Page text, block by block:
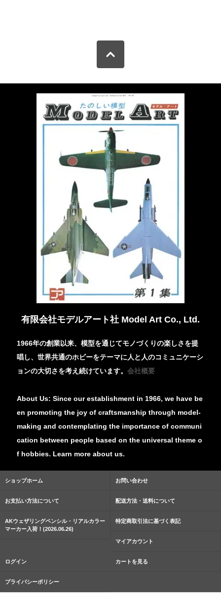
有限会社モデルアート社 Model Art Co., Ltd.
1966年の創業以来、模型を通じてモノづくりの楽しさを提
唱し、世界共通のホビーをテーマに人と人のコミュニケーシ
ョンの大切さを考え続けています。会社概要
About Us: Since our establishment in 1966, we have be
en promoting the joy of craftsmanship through model-
making and contemplating the importance of communi
cation between people based on the universal theme o
f hobbies. Learn more about us.
ショップホーム お問い合わせ
お支払い方法について 配送方法・送料について
AKウェザリングペンシル・リアルカラー
マーカー入荷！(2026.06.26)
特定商取引法に基づく表記
マイアカウント
ログイン カートを見る
プライバシーポリシー